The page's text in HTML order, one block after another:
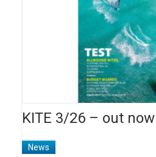
KITE 3/26 – out now
News